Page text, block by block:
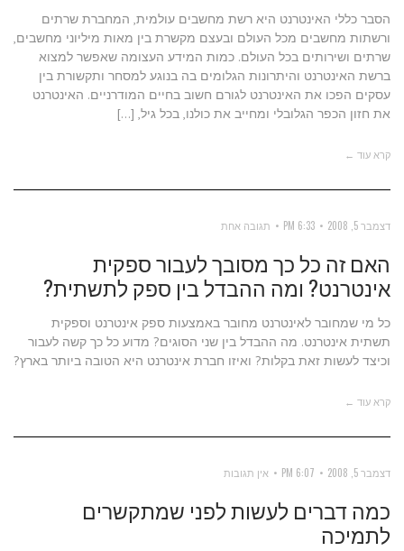
הסבר כללי האינטרנט היא רשת מחשבים עולמית, המחברת שרתים
ורשתות מחשבים מכל העולם ובעצם מקשרת בין מאות מיליוני מחשבים,
שרתים ושירותים בכל העולם. כמות המידע העצומה שאפשר למצוא
ברשת האינטרנט והיתרונות הגלומים בה בנוגע למסחר ותקשורת בין
עסקים הפכו את האינטרנט לגורם חשוב בחיים המודרניים. האינטרנט
את חזון הכפר הגלובלי ומחייב את כולנו, בכל גיל, […]
קרא עוד ←
דצמבר 5, 2008 6:33 PM תגובה אחת
האם זה כל כך מסובך לעבור ספקית
אינטרנט? ומה ההבדל בין ספק לתשתית?
כל מי שמחובר לאינטרנט מחובר באמצעות ספק אינטרנט וספקית
תשתית אינטרנט. מה ההבדל בין שני הסוגים? מדוע כל כך קשה לעבור
וכיצד לעשות זאת בקלות? ואיזו חברת אינטרנט היא הטובה ביותר בארץ?
קרא עוד ←
דצמבר 5, 2008 6:07 PM אין תגובות
כמה דברים לעשות לפני שמתקשרים
לתמיכה